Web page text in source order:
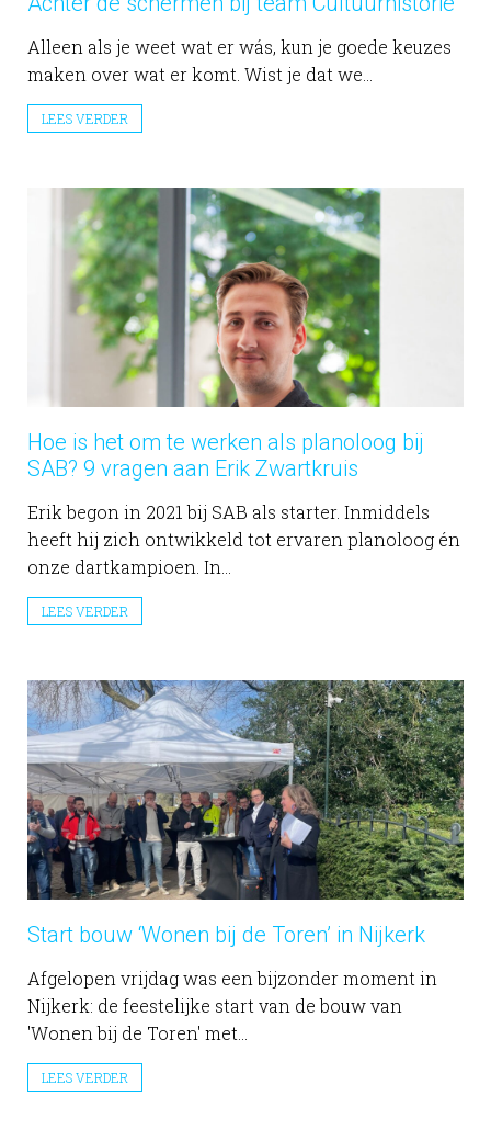
Alleen als je weet wat er wás, kun je goede keuzes
maken over wat er komt. Wist je dat we...
LEES VERDER
Hoe is het om te werken als planoloog bij
SAB? 9 vragen aan Erik Zwartkruis
Erik begon in 2021 bij SAB als starter. Inmiddels
heeft hij zich ontwikkeld tot ervaren planoloog én
onze dartkampioen. In...
LEES VERDER
Start bouw ‘Wonen bij de Toren’ in Nijkerk
Afgelopen vrijdag was een bijzonder moment in
Nijkerk: de feestelijke start van de bouw van
'Wonen bij de Toren' met...
LEES VERDER